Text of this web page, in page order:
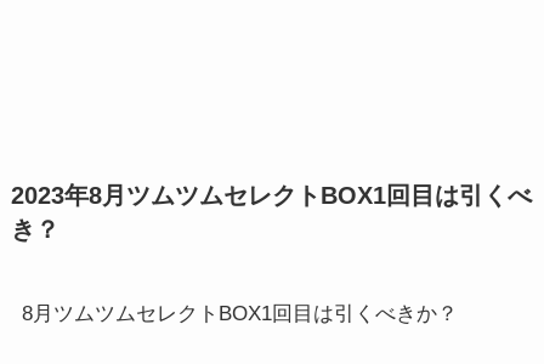
2023年8月ツムツムセレクトBOX1回目は引くべ
き？
8月ツムツムセレクトBOX1回目は引くべきか？